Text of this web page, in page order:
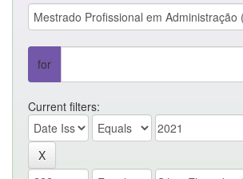
for
Current filters: